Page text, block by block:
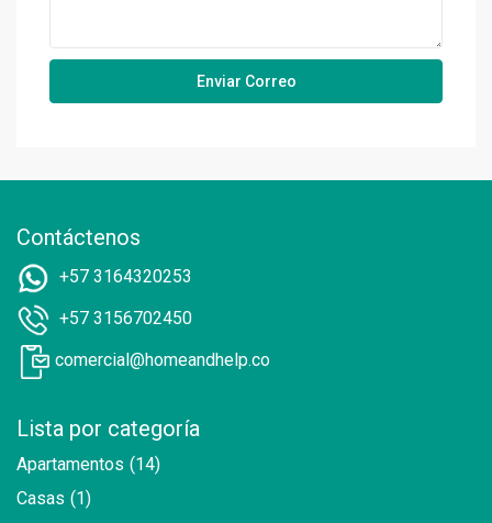
Contáctenos
+57 3164320253
+57 3156702450
comercial@homeandhelp.co
Lista por categoría
Apartamentos (14)
Casas (1)